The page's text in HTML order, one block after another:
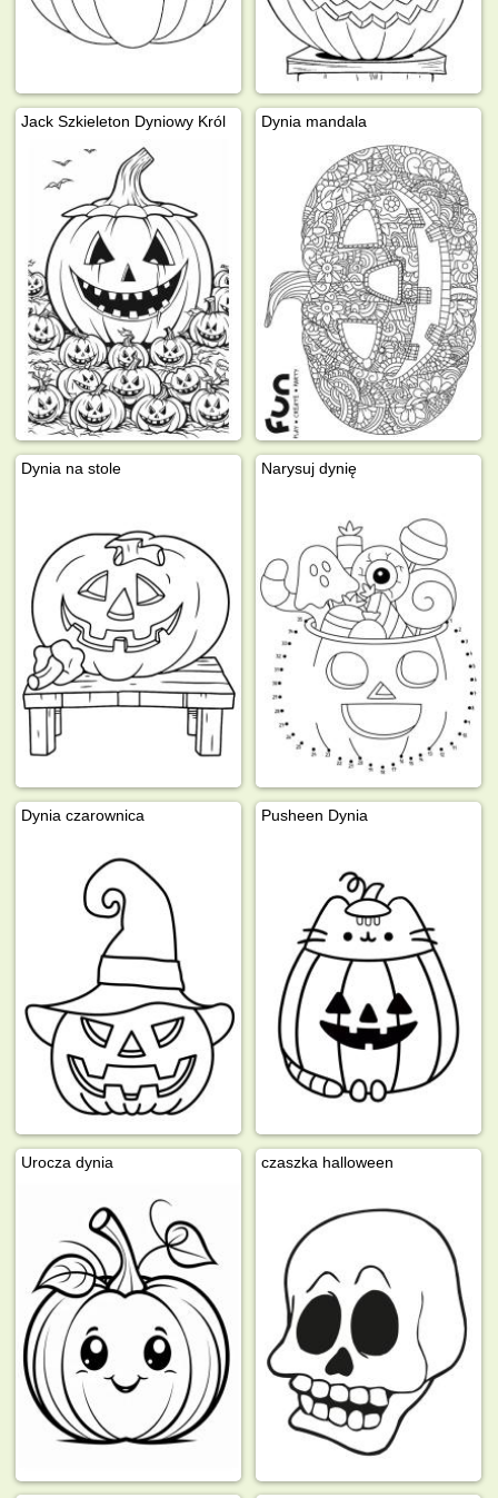
Jack Szkieleton Dyniowy Król Dynia mandala
Dynia na stole Narysuj dynię
Dynia czarownica Pusheen Dynia
Urocza dynia czaszka halloween